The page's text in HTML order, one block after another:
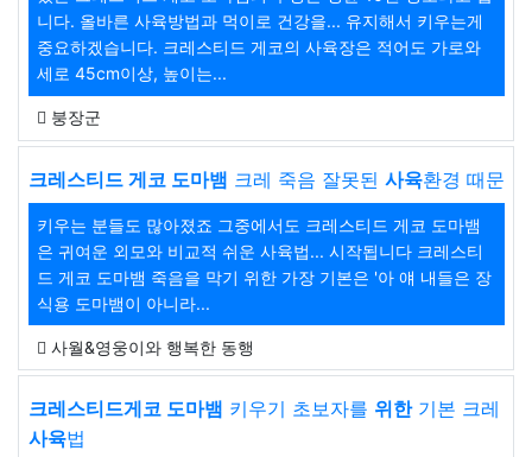
니다. 올바른 사육방법과 먹이로 건강을... 유지해서 키우는게
중요하겠습니다. 크레스티드 게코의 사육장은 적어도 가로와
세로 45cm이상, 높이는...
붕장군
크레스티드 게코 도마뱀 크레 죽음 잘못된 사육환경 때문
키우는 분들도 많아졌죠 그중에서도 크레스티드 게코 도마뱀
은 귀여운 외모와 비교적 쉬운 사육법... 시작됩니다 크레스티
드 게코 도마뱀 죽음을 막기 위한 가장 기본은 '아 얘 내들은 장
식용 도마뱀이 아니라...
사월&영웅이와 행복한 동행
크레스티드게코 도마뱀 키우기 초보자를 위한기본 크레
사육법